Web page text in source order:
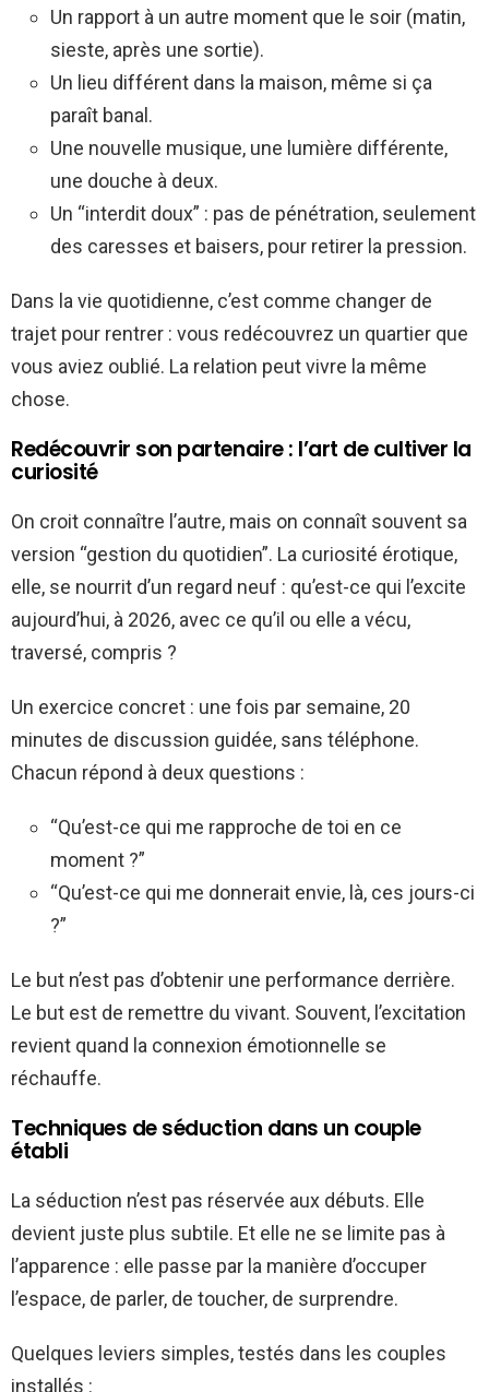
Un rapport à un autre moment que le soir (matin,
sieste, après une sortie).
Un lieu différent dans la maison, même si ça
paraît banal.
Une nouvelle musique, une lumière différente,
une douche à deux.
Un “interdit doux” : pas de pénétration, seulement
des caresses et baisers, pour retirer la pression.
Dans la vie quotidienne, c’est comme changer de
trajet pour rentrer : vous redécouvrez un quartier que
vous aviez oublié. La relation peut vivre la même
chose.
Redécouvrir son partenaire : l’art de cultiver la
curiosité
On croit connaître l’autre, mais on connaît souvent sa
version “gestion du quotidien”. La curiosité érotique,
elle, se nourrit d’un regard neuf : qu’est-ce qui l’excite
aujourd’hui, à 2026, avec ce qu’il ou elle a vécu,
traversé, compris ?
Un exercice concret : une fois par semaine, 20
minutes de discussion guidée, sans téléphone.
Chacun répond à deux questions :
“Qu’est-ce qui me rapproche de toi en ce
moment ?”
“Qu’est-ce qui me donnerait envie, là, ces jours-ci
?”
Le but n’est pas d’obtenir une performance derrière.
Le but est de remettre du vivant. Souvent, l’excitation
revient quand la connexion émotionnelle se
réchauffe.
Techniques de séduction dans un couple
établi
La séduction n’est pas réservée aux débuts. Elle
devient juste plus subtile. Et elle ne se limite pas à
l’apparence : elle passe par la manière d’occuper
l’espace, de parler, de toucher, de surprendre.
Quelques leviers simples, testés dans les couples
installés :